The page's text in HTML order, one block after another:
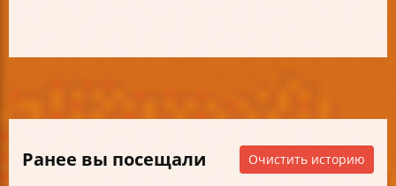
Ранее вы посещали Очистить историю